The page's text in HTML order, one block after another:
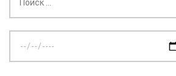
дату: